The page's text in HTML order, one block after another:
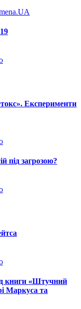
Експерименти
під загрозою?
книги «Штучний
Маркуса та